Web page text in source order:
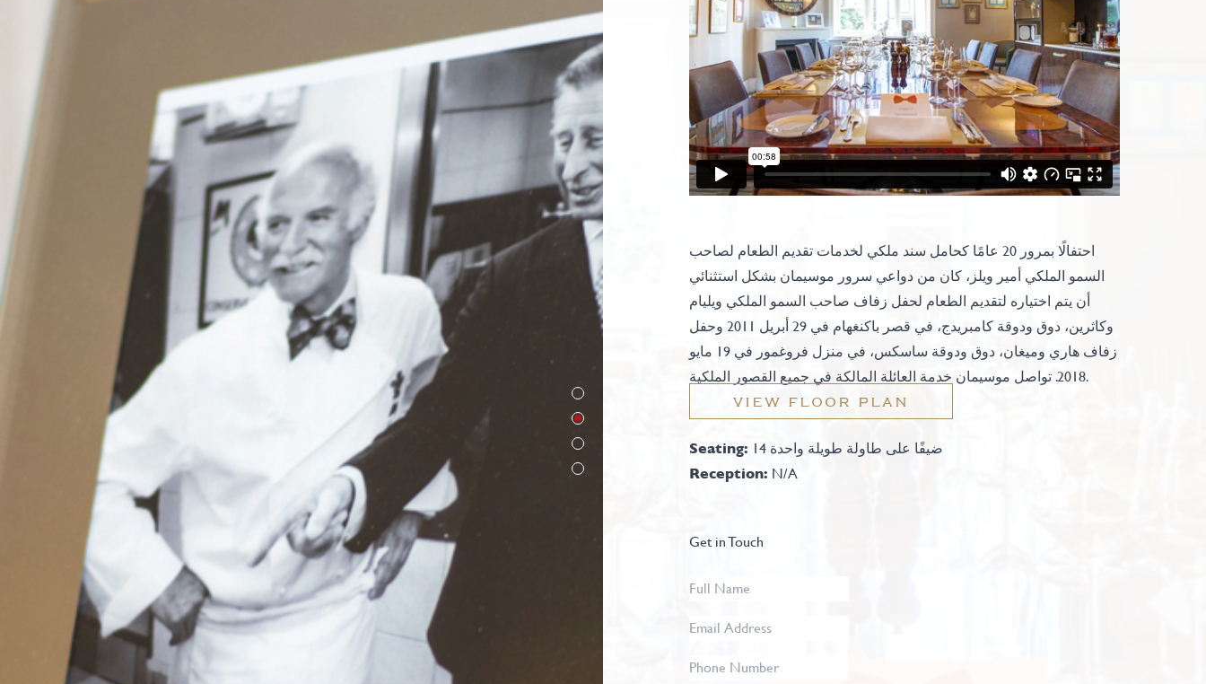
احتفالًا بمرور 20 عامًا كحامل سند ملكي لخدمات تقديم الطعام لصاحب
السمو الملكي أمير ويلز، كان من دواعي سرور موسيمان بشكل استثنائي
أن يتم اختياره لتقديم الطعام لحفل زفاف صاحب السمو الملكي ويليام
وكاثرين، دوق ودوقة كامبريدج، في قصر باكنغهام في 29 أبريل 2011 وحفل
زفاف هاري وميغان، دوق ودوقة ساسكس، في منزل فروغمور في 19 مايو
2018. تواصل موسيمان خدمة العائلة المالكة في جميع القصور الملكية.
VIEW FLOOR PLAN
Seating:
14 ضيفًا على طاولة طويلة واحدة
Reception: N/A
Get in Touch
Full
Email
Phone